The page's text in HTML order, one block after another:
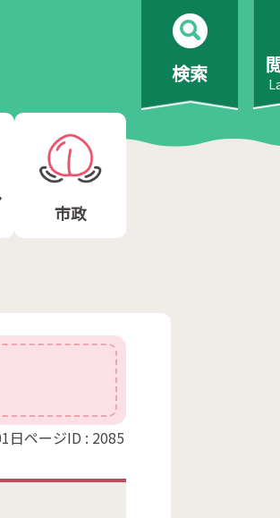
検索
市政
日ページID : 2085